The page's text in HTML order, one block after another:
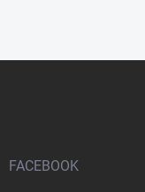
FACEBOOK